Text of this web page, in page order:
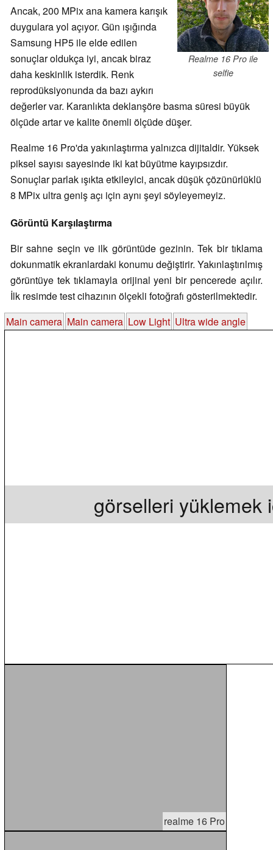
Realme 16 Pro ile
selfie
Ancak, 200 MPix ana kamera karışık
duygulara yol açıyor. Gün ışığında
Samsung HP5 ile elde edilen
sonuçlar oldukça iyi, ancak biraz
daha keskinlik isterdik. Renk
reprodüksiyonunda da bazı aykırı
değerler var. Karanlıkta deklanşöre basma süresi büyük
ölçüde artar ve kalite önemli ölçüde düşer.
Realme 16 Pro'da yakınlaştırma yalnızca dijitaldir. Yüksek
piksel sayısı sayesinde iki kat büyütme kayıpsızdır.
Sonuçlar parlak ışıkta etkileyici, ancak düşük çözünürlüklü
8 MPix ultra geniş açı için aynı şeyi söyleyemeyiz.
Görüntü Karşılaştırma
Bir sahne seçin ve ilk görüntüde gezinin. Tek bir tıklama
dokunmatik ekranlardaki konumu değiştirir. Yakınlaştırılmış
görüntüye tek tıklamayla orijinal yeni bir pencerede açılır.
İlk resimde test cihazının ölçekli fotoğrafı gösterilmektedir.
Main camera Main camera Low Light Ultra wide angle
görselleri yüklemek
realme 16 Pro